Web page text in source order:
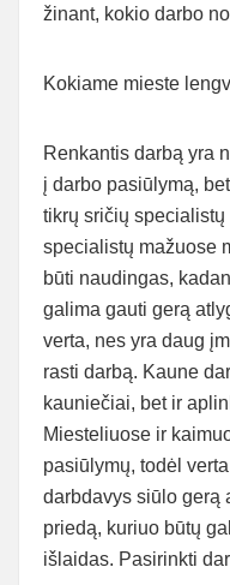
žinant, kokio darbo
Kokiame mieste
Renkantis darbą yra
į darbo pasiūlymą,
tikrų sričių
specialistų mažuose
būti naudingas,
galima gauti gerą
verta, nes yra daug
rasti darbą. Kaune
kauniečiai, bet ir
Miesteliuose ir
pasiūlymų, todėl
darbdavys siūlo gerą
priedą, kuriuo būtų
išlaidas. Pasirinkti